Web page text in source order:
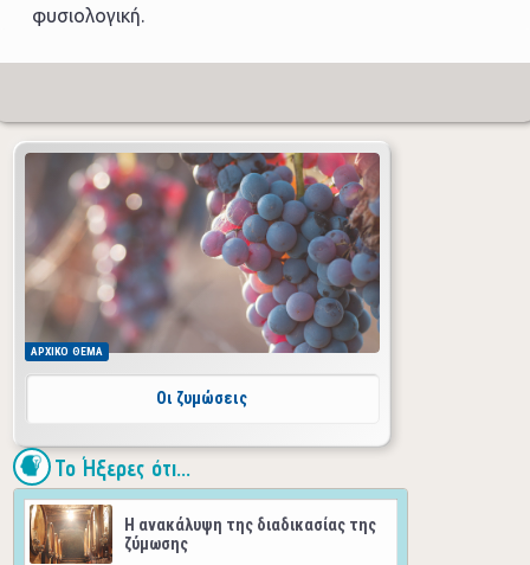
φυσιολογική.
ΑΡΧΙΚΟ ΘΕΜΑ
Οι ζυμώσεις
Το Ήξερες ότι...
H ανακάλυψη της διαδικασίας της
ζύμωσης